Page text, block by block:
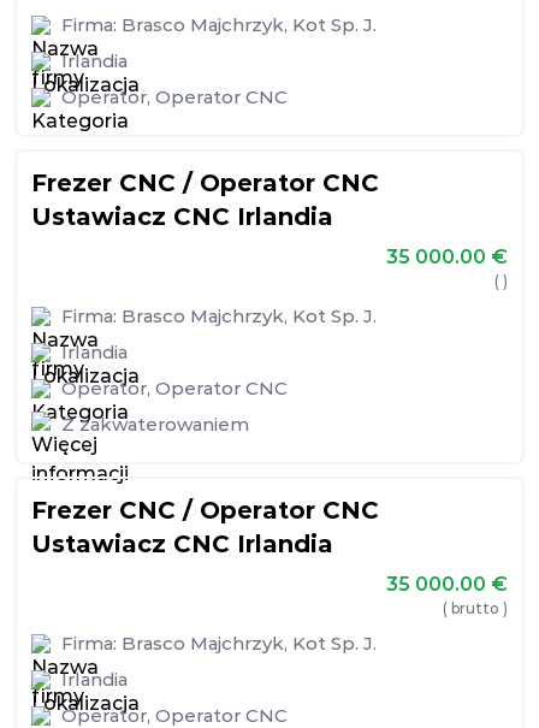
Firma: Brasco Majchrzyk, Kot Sp. J.
Irlandia
Operator, Operator CNC
Frezer CNC / Operator CNC
Ustawiacz CNC Irlandia
35 000.00 €
( )
Firma: Brasco Majchrzyk, Kot Sp. J.
Irlandia
Operator, Operator CNC
Z zakwaterowaniem
Frezer CNC / Operator CNC
Ustawiacz CNC Irlandia
35 000.00 €
( brutto )
Firma: Brasco Majchrzyk, Kot Sp. J.
Irlandia
Operator, Operator CNC